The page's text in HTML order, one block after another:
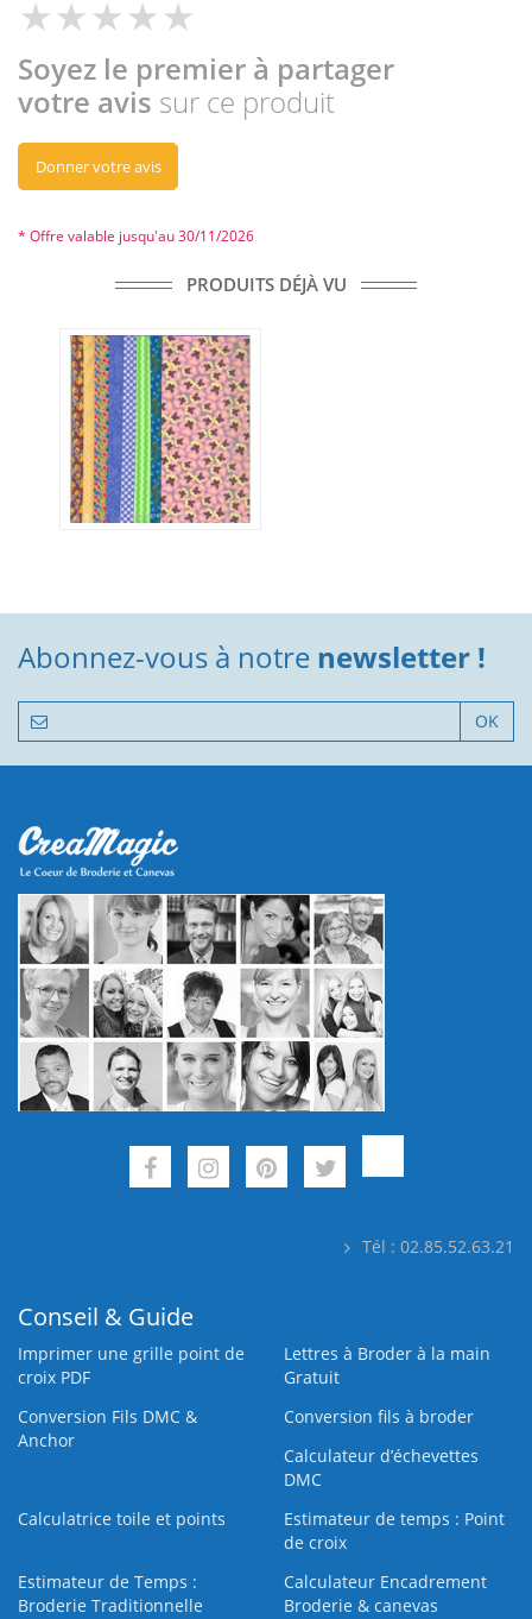
Soyez le premier à partager
votre avis sur ce produit
Donner votre avis
* Offre valable jusqu'au 30/11/2026
PRODUITS DÉJÀ VU
Abonnez-vous à notre newsletter !
OK
Tél : 02.85.52.63.21
Conseil & Guide
Imprimer une grille point de
croix PDF
Lettres à Broder à la main
Gratuit
Conversion Fils DMC &
Anchor
Conversion fils à broder
Calculateur d’échevettes
DMC
Calculatrice toile et points
Estimateur de temps : Point
de croix
Estimateur de Temps :
Broderie Traditionnelle
Calculateur Encadrement
Broderie & canevas